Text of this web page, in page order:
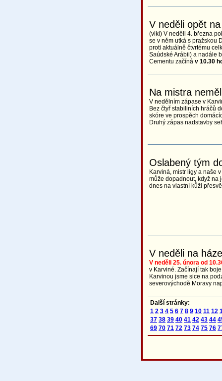
V neděli opět
(viki) V neděli 4. března
se v něm utká s pražskou
proti aktuálně čtvrtému
Saúdské Arábii) a nadále
Cementu začíná v 10.30
Na mistra
V nedělním zápase v
Bez čtyř stabiliních hráčů
skóre ve prospěch
Druhý zápas nadstavby
Oslabený tým
Karviná, mistr ligy a naše
může dopadnout, když na
dnes na vlastní kůži
V neděli na
V neděli 25. února od
v Karviné. Začínají tak
Karvinou jsme sice na
severovýchodě Moravy
Další stránky:
1 2 3 4 5 6 7 8 9 10 11 12
37 38 39 40 41 42 43 44
69 70 71 72 73 74 75 76